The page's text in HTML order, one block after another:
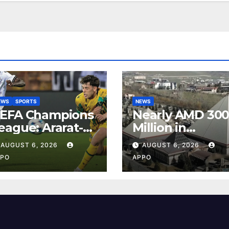
SPORTS
Champions
Ararat-
Secure
Over
0
AUGUST 6, 2026
NEWS
Nearly AMD 300
Million in
Undeclared
Turnover
Uncovered at
Owned
AUGUST 6, 2026
APPO